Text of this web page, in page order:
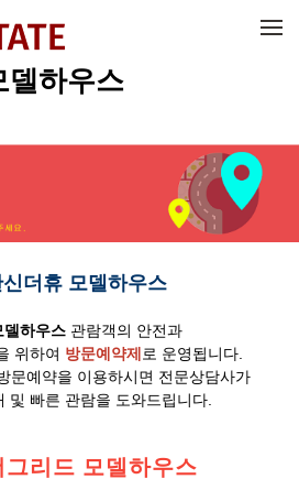
델하우스
더휴 모델하우스
델하우스 관람객의 안전과
위하여 방문예약제 로 운영됩니다.
문예약을 이용하시면 전문상담사가
및 빠른 관람을 도와드립니다.
리드 모델하우스